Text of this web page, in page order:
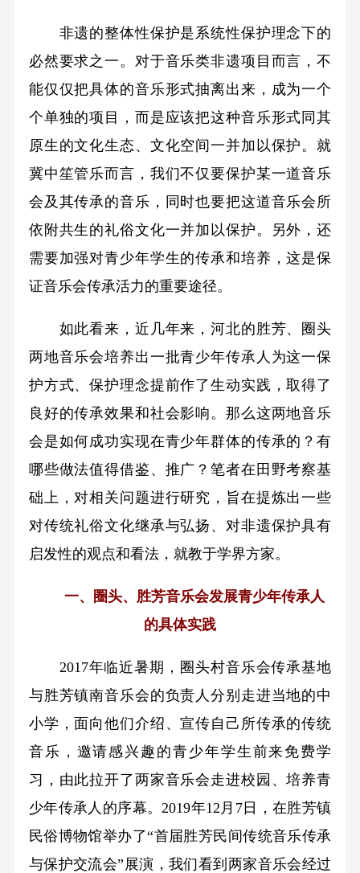
非遗的整体性保护是系统性保护理念下的
必然要求之一。对于音乐类非遗项目而言，不
能仅仅把具体的音乐形式抽离出来，成为一个
个单独的项目，而是应该把这种音乐形式同其
原生的文化生态、文化空间一并加以保护。就
冀中笙管乐而言，我们不仅要保护某一道音乐
会及其传承的音乐，同时也要把这道音乐会所
依附共生的礼俗文化一并加以保护。另外，还
需要加强对青少年学生的传承和培养，这是保
证音乐会传承活力的重要途径。
如此看来，近几年来，河北的胜芳、圈头
两地音乐会培养出一批青少年传承人为这一保
护方式、保护理念提前作了生动实践，取得了
良好的传承效果和社会影响。那么这两地音乐
会是如何成功实现在青少年群体的传承的？有
哪些做法值得借鉴、推广？笔者在田野考察基
础上，对相关问题进行研究，旨在提炼出一些
对传统礼俗文化继承与弘扬、对非遗保护具有
启发性的观点和看法，就教于学界方家。
一、圈头、胜芳音乐会发展青少年传承人
的具体实践
2017年临近暑期，圈头村音乐会传承基地
与胜芳镇南音乐会的负责人分别走进当地的中
小学，面向他们介绍、宣传自己所传承的传统
音乐，邀请感兴趣的青少年学生前来免费学
习，由此拉开了两家音乐会走进校园、培养青
少年传承人的序幕。2019年12月7日，在胜芳镇
民俗博物馆举办了“首届胜芳民间传统音乐传承
与保护交流会”展演，我们看到两家音乐会经过